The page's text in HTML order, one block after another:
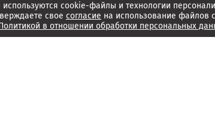
cookie-файлы и технологии
свое согласие на использование файлов
в отношении обработки персональных